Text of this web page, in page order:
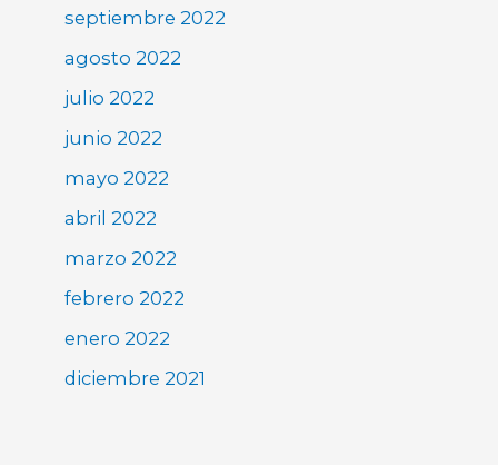
septiembre 2022
agosto 2022
julio 2022
junio 2022
mayo 2022
abril 2022
marzo 2022
febrero 2022
enero 2022
diciembre 2021